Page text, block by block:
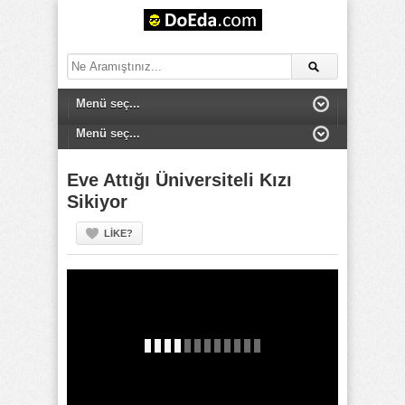
Eve Attığı Üniversiteli Kızı
Sikiyor
LIKE?